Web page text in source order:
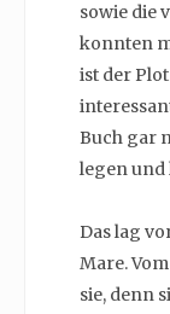
sowie die
konnten
ist der
Buch gar
legen und
Das lag
Mare.
sie, denn